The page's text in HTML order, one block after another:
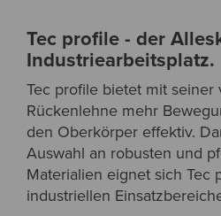
Tec profile - der
Industriearbeitsplatz.
Tec profile bietet mit seiner
Rückenlehne mehr
den Oberkörper effektiv.
Auswahl an robusten und
Materialien eignet sich Tec
industriellen